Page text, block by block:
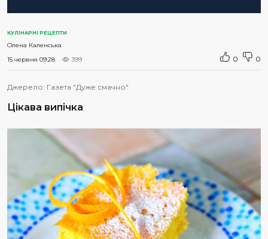
КУЛІНАРНІ РЕЦЕПТИ
Олена Каленська
15 червня 09:28
399 0 0
Джерело: Газета "Дуже смачно"
Цікава випічка